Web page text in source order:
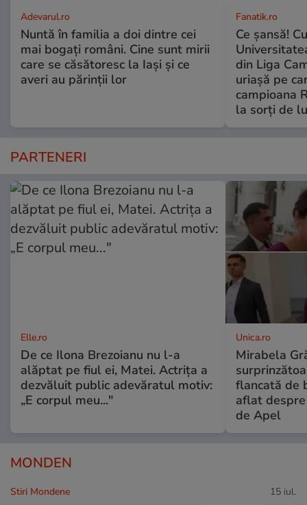
Adevarul.ro
Nuntă în familia a doi dintre cei
mai bogați români. Cine sunt mirii
care se căsătoresc la Iași și ce
averi au părinții lor
Fanatik.ro
Ce şansă!
din Liga
uriașă pe
campioana
la sorți de
PARTENERI
Elle.ro
De ce Ilona Brezoianu nu l-a
alăptat pe fiul ei, Matei. Actrița a
dezvăluit public adevăratul motiv:
„E corpul meu..."
Unica.ro
Mirabela
flancată de
aflat
de Apel
MONDEN
Stiri Mondene 15 iul.